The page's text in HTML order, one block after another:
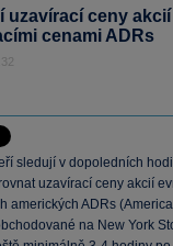
uzavírací ceny
cenami ADRs
sledují v dopoledních
uzavírací ceny akcií
amerických ADRs
na New York